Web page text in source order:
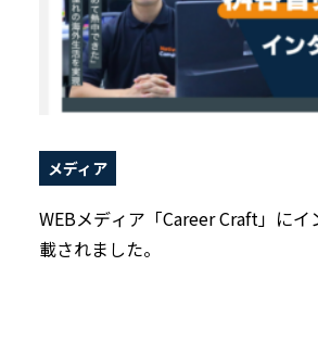
メディア
WEBメディア「Career Craft」にイ
載されました。